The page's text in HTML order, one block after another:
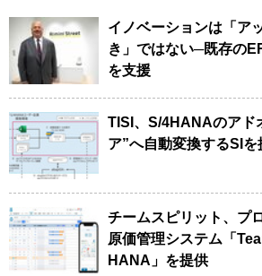
イノベーションは「ア
き」ではない─既存の
を支援
TISI、S/4HANAのアド
ア”へ自動変換するSIを
チームスピリット、プ
原価管理システム「
HANA」を提供